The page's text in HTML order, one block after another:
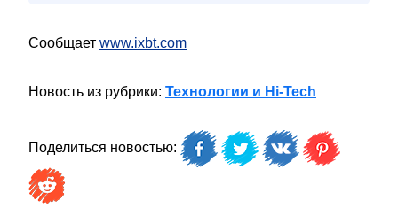
Сообщает www.ixbt.com
Новость из рубрики: Технологии и Hi-Tech
Поделиться новостью: